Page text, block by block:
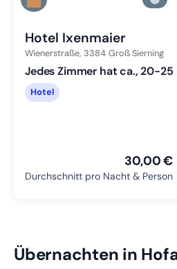
Zu
Hotel Ixenmaier
Wienerstraße, 3384 Groß Sierning
Jedes Zimmer hat ca., 20-25
Hotel
30,00 €
Durchschnitt pro Nacht & Person
Übernachten in